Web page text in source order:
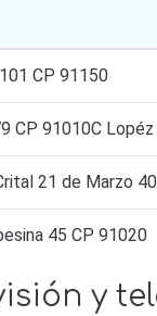
CP 91150
CP 91010C
21 de Marzo
45 CP 91020
y